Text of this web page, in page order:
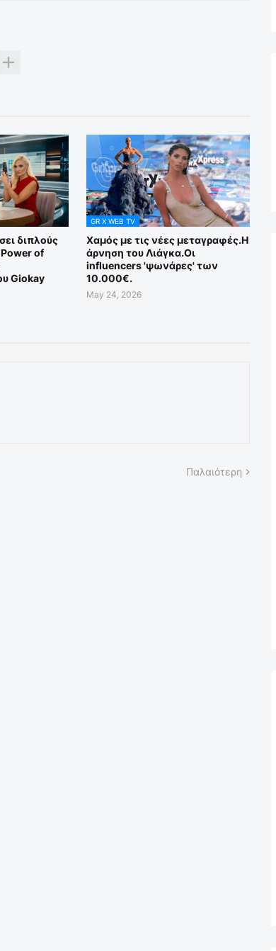
διπλούς
of
Giokay
GR X WEB TV
Χαμός με τις νέες μεταγραφές.Η
άρνηση του Λιάγκα.Οι
influencers 'ψωνάρες' των
10.000€.
May 24, 2026
Παλαιότερη